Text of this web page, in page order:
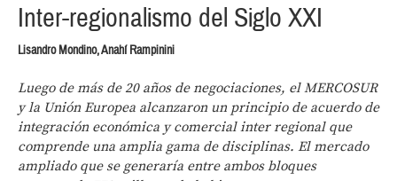
Inter-regionalismo del Siglo XXI
Lisandro Mondino, Anahí Rampinini
Luego de más de 20 años de negociaciones, el MERCOSUR
y la Unión Europea alcanzaron un principio de acuerdo de
integración económica y comercial inter regional que
comprende una amplia gama de disciplinas. El mercado
ampliado que se generaría entre ambos bloques